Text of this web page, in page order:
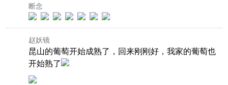
断念
赵妖镜
昆山的葡萄开始成熟了，回来刚刚好，我家的葡萄也
开始熟了